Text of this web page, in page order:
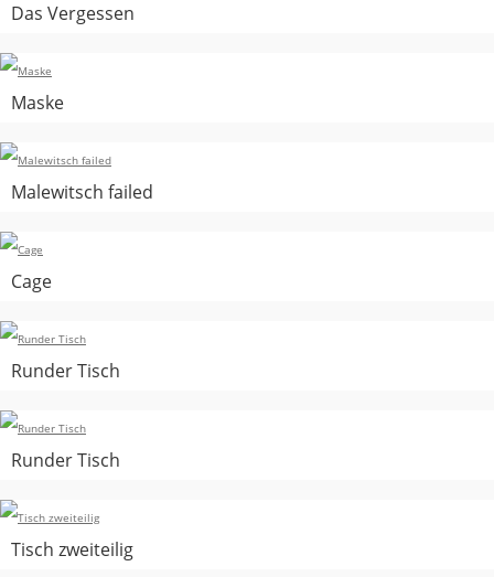
Das Vergessen
Maske
Malewitsch failed
Cage
Runder Tisch
Runder Tisch
Tisch zweiteilig